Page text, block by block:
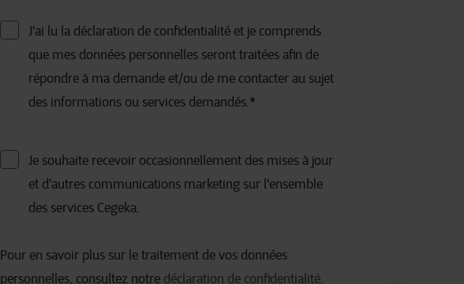
J'ai lu la déclaration de confidentialité et je comprends
que mes données personnelles seront traitées afin de
répondre à ma demande et/ou de me contacter au sujet
des informations ou services demandés.*
Je souhaite recevoir occasionnellement des mises à jour
et d'autres communications marketing sur l'ensemble
des services Cegeka.
Pour en savoir plus sur le traitement de vos données
personnelles, consultez notre déclaration de confidentialité.